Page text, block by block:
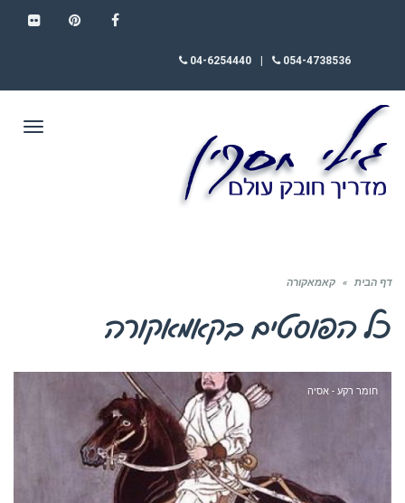
054-4738536
04-6254440
דף הבית » קאמאקורה
כל הפוסטים בקאמאקורה
חומר רקע - אסיה